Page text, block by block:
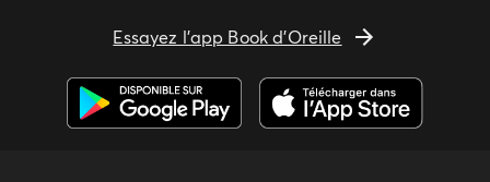
Essayez l'app Book d'Oreille